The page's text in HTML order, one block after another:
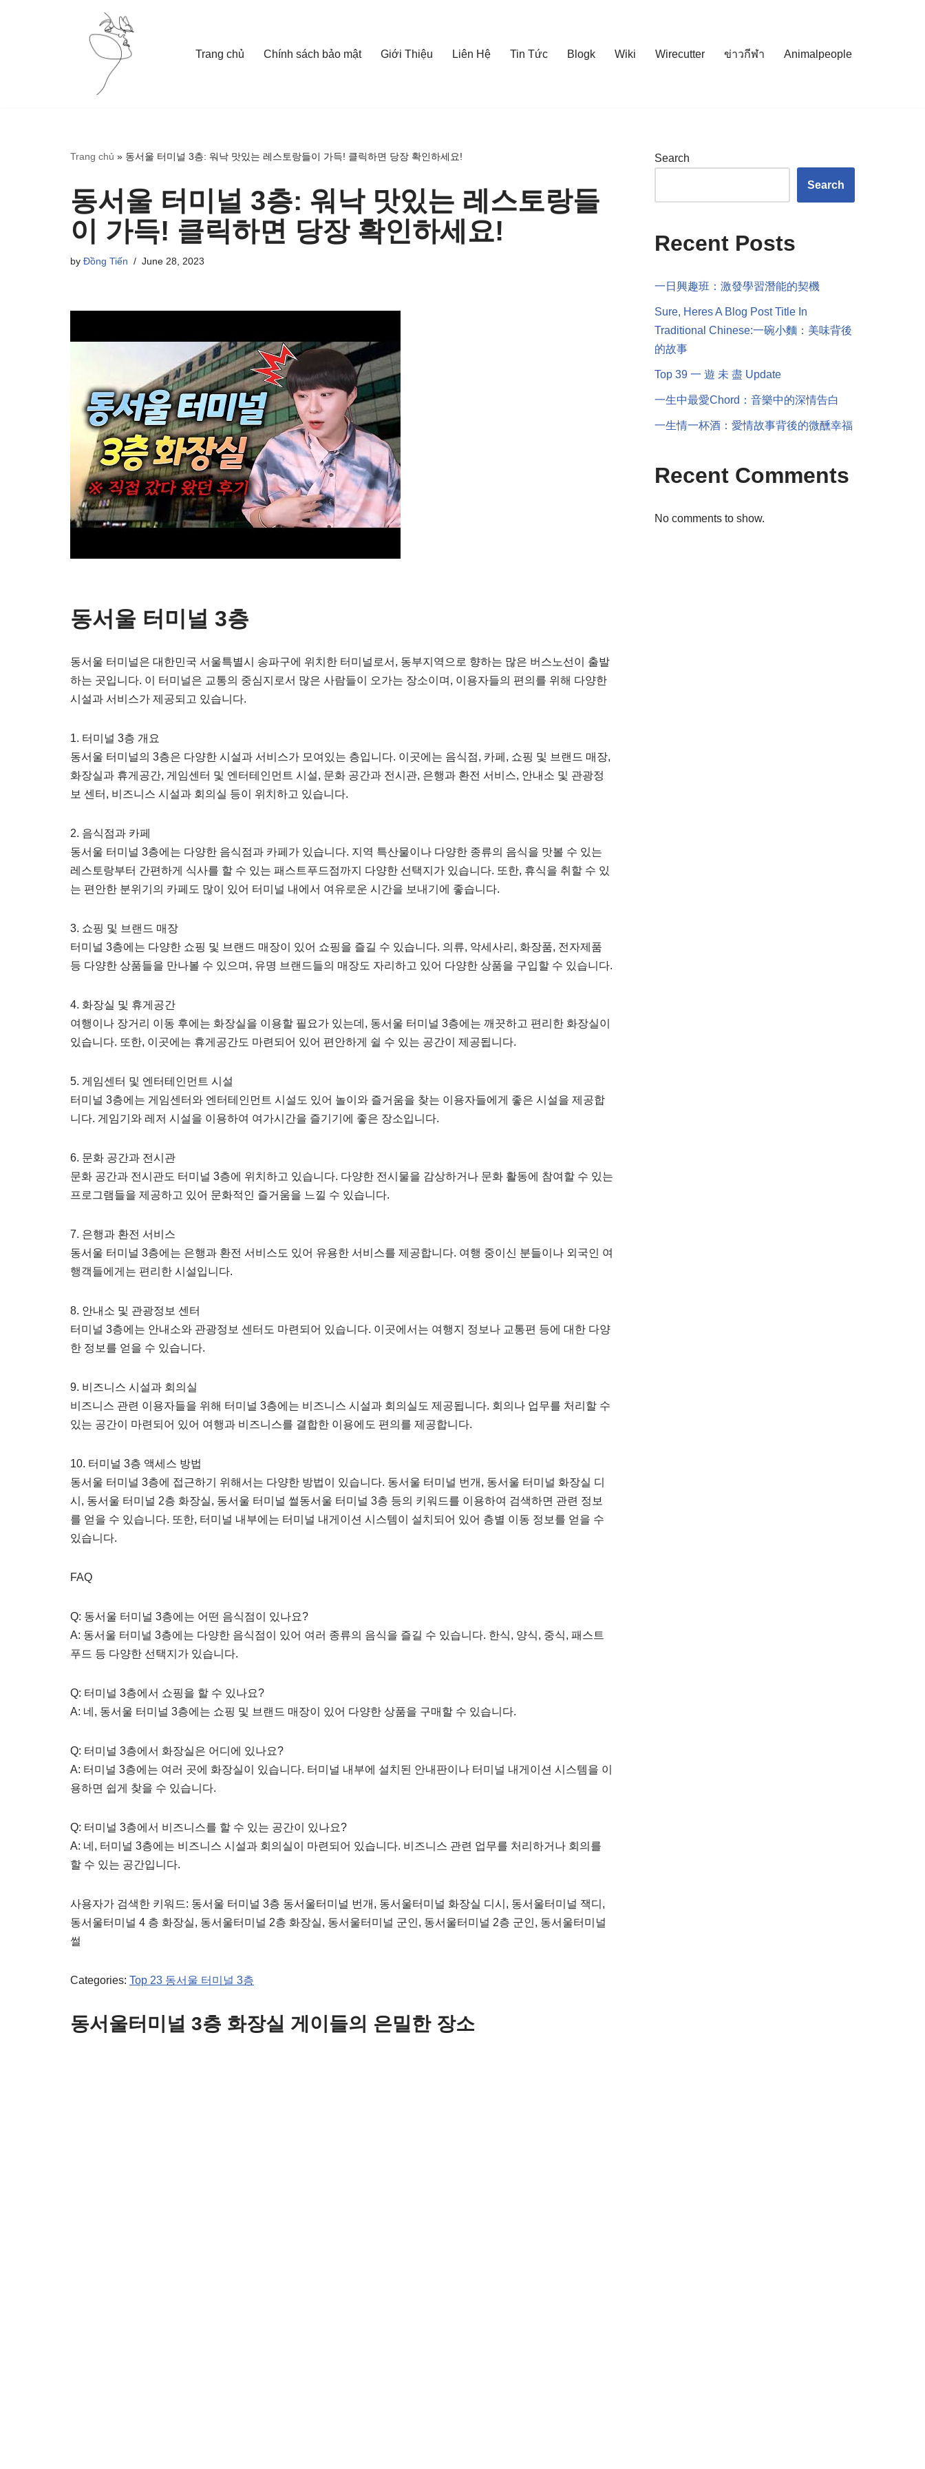
Trang chủ Chính sách bảo mật Giới Thiệu Liên Hệ Tin Tức Blogk Wiki Wirecutter ข่าวกีฬา Animalpeople
Trang chủ » 동서울 터미널 3층: 워낙 맛있는 레스토랑들이 가득! 클릭하면 당장 확인하세요!
동서울 터미널 3층: 워낙 맛있는 레스토랑들
이 가득! 클릭하면 당장 확인하세요!
by Đồng Tiến June 28, 2023
동서울 터미널 3층
동서울 터미널은 대한민국 서울특별시 송파구에 위치한 터미널로서, 동부지역으로 향하는 많은 버스노선이 출발
하는 곳입니다. 이 터미널은 교통의 중심지로서 많은 사람들이 오가는 장소이며, 이용자들의 편의를 위해 다양한
시설과 서비스가 제공되고 있습니다.
1. 터미널 3층 개요
동서울 터미널의 3층은 다양한 시설과 서비스가 모여있는 층입니다. 이곳에는 음식점, 카페, 쇼핑 및 브랜드 매장,
화장실과 휴게공간, 게임센터 및 엔터테인먼트 시설, 문화 공간과 전시관, 은행과 환전 서비스, 안내소 및 관광정
보 센터, 비즈니스 시설과 회의실 등이 위치하고 있습니다.
2. 음식점과 카페
동서울 터미널 3층에는 다양한 음식점과 카페가 있습니다. 지역 특산물이나 다양한 종류의 음식을 맛볼 수 있는
레스토랑부터 간편하게 식사를 할 수 있는 패스트푸드점까지 다양한 선택지가 있습니다. 또한, 휴식을 취할 수 있
는 편안한 분위기의 카페도 많이 있어 터미널 내에서 여유로운 시간을 보내기에 좋습니다.
3. 쇼핑 및 브랜드 매장
터미널 3층에는 다양한 쇼핑 및 브랜드 매장이 있어 쇼핑을 즐길 수 있습니다. 의류, 악세사리, 화장품, 전자제품
등 다양한 상품들을 만나볼 수 있으며, 유명 브랜드들의 매장도 자리하고 있어 다양한 상품을 구입할 수 있습니다.
4. 화장실 및 휴게공간
여행이나 장거리 이동 후에는 화장실을 이용할 필요가 있는데, 동서울 터미널 3층에는 깨끗하고 편리한 화장실이
있습니다. 또한, 이곳에는 휴게공간도 마련되어 있어 편안하게 쉴 수 있는 공간이 제공됩니다.
5. 게임센터 및 엔터테인먼트 시설
터미널 3층에는 게임센터와 엔터테인먼트 시설도 있어 놀이와 즐거움을 찾는 이용자들에게 좋은 시설을 제공합
니다. 게임기와 레저 시설을 이용하여 여가시간을 즐기기에 좋은 장소입니다.
6. 문화 공간과 전시관
문화 공간과 전시관도 터미널 3층에 위치하고 있습니다. 다양한 전시물을 감상하거나 문화 활동에 참여할 수 있는
프로그램들을 제공하고 있어 문화적인 즐거움을 느낄 수 있습니다.
7. 은행과 환전 서비스
동서울 터미널 3층에는 은행과 환전 서비스도 있어 유용한 서비스를 제공합니다. 여행 중이신 분들이나 외국인 여
행객들에게는 편리한 시설입니다.
8. 안내소 및 관광정보 센터
터미널 3층에는 안내소와 관광정보 센터도 마련되어 있습니다. 이곳에서는 여행지 정보나 교통편 등에 대한 다양
한 정보를 얻을 수 있습니다.
9. 비즈니스 시설과 회의실
비즈니스 관련 이용자들을 위해 터미널 3층에는 비즈니스 시설과 회의실도 제공됩니다. 회의나 업무를 처리할 수
있는 공간이 마련되어 있어 여행과 비즈니스를 결합한 이용에도 편의를 제공합니다.
10. 터미널 3층 액세스 방법
동서울 터미널 3층에 접근하기 위해서는 다양한 방법이 있습니다. 동서울 터미널 번개, 동서울 터미널 화장실 디
시, 동서울 터미널 2층 화장실, 동서울 터미널 썰동서울 터미널 3층 등의 키워드를 이용하여 검색하면 관련 정보
를 얻을 수 있습니다. 또한, 터미널 내부에는 터미널 내게이션 시스템이 설치되어 있어 층별 이동 정보를 얻을 수
있습니다.
FAQ
Q: 동서울 터미널 3층에는 어떤 음식점이 있나요?
A: 동서울 터미널 3층에는 다양한 음식점이 있어 여러 종류의 음식을 즐길 수 있습니다. 한식, 양식, 중식, 패스트
푸드 등 다양한 선택지가 있습니다.
Q: 터미널 3층에서 쇼핑을 할 수 있나요?
A: 네, 동서울 터미널 3층에는 쇼핑 및 브랜드 매장이 있어 다양한 상품을 구매할 수 있습니다.
Q: 터미널 3층에서 화장실은 어디에 있나요?
A: 터미널 3층에는 여러 곳에 화장실이 있습니다. 터미널 내부에 설치된 안내판이나 터미널 내게이션 시스템을 이
용하면 쉽게 찾을 수 있습니다.
Q: 터미널 3층에서 비즈니스를 할 수 있는 공간이 있나요?
A: 네, 터미널 3층에는 비즈니스 시설과 회의실이 마련되어 있습니다. 비즈니스 관련 업무를 처리하거나 회의를
할 수 있는 공간입니다.
사용자가 검색한 키워드: 동서울 터미널 3층 동서울터미널 번개, 동서울터미널 화장실 디시, 동서울터미널 잭디,
동서울터미널 4 층 화장실, 동서울터미널 2층 화장실, 동서울터미널 군인, 동서울터미널 2층 군인, 동서울터미널
썰
Categories: Top 23 동서울 터미널 3층
동서울터미널 3층 화장실 게이들의 은밀한 장소
Search
Search
Recent Posts
一日興趣班：激發學習潛能的契機
Sure, Heres A Blog Post Title In
Traditional Chinese:一碗小麵：美味背後
的故事
Top 39 一 遊 未 盡 Update
一生中最愛Chord：音樂中的深情告白
一生情一杯酒：愛情故事背後的微醺幸福
Recent Comments
No comments to show.